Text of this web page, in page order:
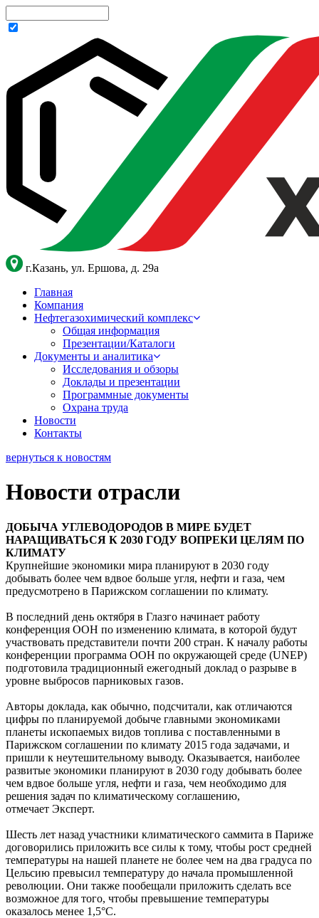
г.Казань, ул. Ершова, д. 29а
Главная
Компания
Нефтегазохимический комплекс
Общая информация
Презентации/Каталоги
Документы и аналитика
Исследования и обзоры
Доклады и презентации
Программные документы
Охрана труда
Новости
Контакты
вернуться к новостям
Новости отрасли
ДОБЫЧА УГЛЕВОДОРОДОВ В МИРЕ БУДЕТ
НАРАЩИВАТЬСЯ К 2030 ГОДУ ВОПРЕКИ ЦЕЛЯМ ПО
КЛИМАТУ
Крупнейшие экономики мира планируют в 2030 году
добывать более чем вдвое больше угля, нефти и газа, чем
предусмотрено в Парижском соглашении по климату.
В последний день октября в Глазго начинает работу
конференция ООН по изменению климата, в которой будут
участвовать представители почти 200 стран. К началу работы
конференции программа ООН по окружающей среде (UNEP)
подготовила традиционный ежегодный доклад о разрыве в
уровне выбросов парниковых газов.
Авторы доклада, как обычно, подсчитали, как отличаются
цифры по планируемой добыче главными экономиками
планеты ископаемых видов топлива с поставленными в
Парижском соглашении по климату 2015 года задачами, и
пришли к неутешительному выводу. Оказывается, наиболее
развитые экономики планируют в 2030 году добывать более
чем вдвое больше угля, нефти и газа, чем необходимо для
решения задач по климатическому соглашению,
отмечает Эксперт.
Шесть лет назад участники климатического саммита в Париже
договорились приложить все силы к тому, чтобы рост средней
температуры на нашей планете не более чем на два градуса по
Цельсию превысил температуру до начала промышленной
революции. Они также пообещали приложить сделать все
возможное для того, чтобы превышение температуры
оказалось менее 1,5°С.